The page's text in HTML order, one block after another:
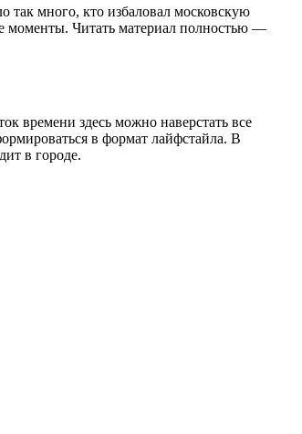
так много, кто избаловал московскую
моменты. Читать материал полностью —
времени здесь можно наверстать все
в формат лайфстайла. В
в городе.